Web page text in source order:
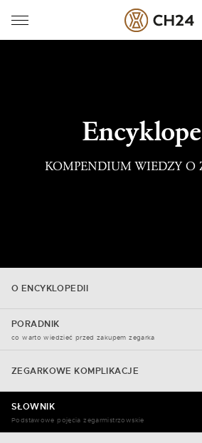
KOMPENDIUM WIEDZY O
O ENCYKLOPEDII
PORADNIK
co warto wiedzieć przed zakupem zegarka
ZEGARKOWE KOMPLIKACJE
SŁOWNIK
Podstawowe pojęcia zegarmistrzowskie